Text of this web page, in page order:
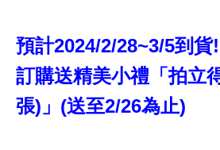
預計2024/2/28~3/5到貨!
訂購送精美小禮「拍立
張)」(送至2/26為止)